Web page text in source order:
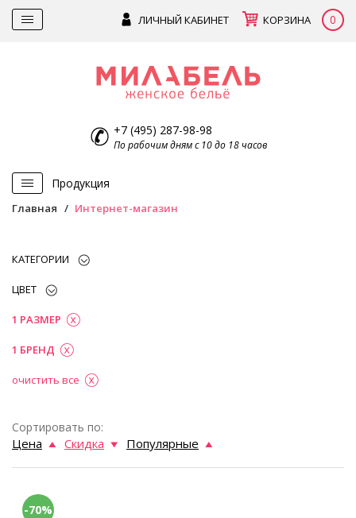
ЛИЧНЫЙ КАБИНЕТ КОРЗИНА 0
+7 (495) 287-98-98
По рабочим дням с 10 до 18 часов
Продукция
Главная Интернет-магазин
КАТЕГОРИИ
ЦВЕТ
1 РАЗМЕР
1 БРЕНД
очистить все
Сортировать по:
Цена Скидка Популярные
-70%